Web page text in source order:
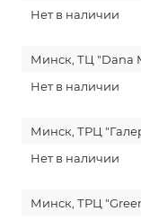
Нет в наличии
Минск, ТЦ "Dana
Нет в наличии
Минск, ТРЦ
Нет в наличии
Минск, ТРЦ